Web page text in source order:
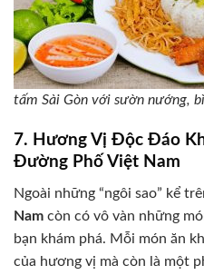
tấm Sài Gòn với sườn nướng,
7. Hương Vị Độc Đáo
Đường Phố Việt Nam
Ngoài những “ngôi sao” kể
Nam còn có vô vàn những
bạn khám phá. Mỗi món ăn
của hương vị mà còn là một